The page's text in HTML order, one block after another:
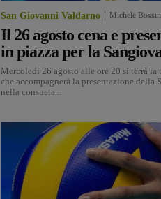
San Giovanni Valdarno Michele
Il 26 agosto cena e
in piazza per la
Mercoledì 26 agosto alle ore 20 si terrà la
che accompagnerà la presentazione della
nella consueta...